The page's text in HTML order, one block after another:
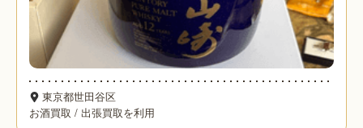
東京都世田谷区
お酒買取 / 出張買取を利用